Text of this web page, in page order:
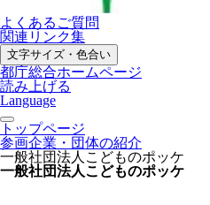
よくあるご質問
関連リンク集
文字サイズ・色合い
都庁総合ホームページ
読み上げる
Language
トップページ
参画企業・団体の紹介
一般社団法人こどものポッケ
一般社団法人こどものポッケ